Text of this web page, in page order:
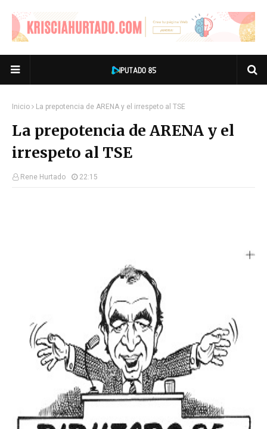
Inicio La prepotencia de ARENA y el irrespeto al TSE
La prepotencia de ARENA y el
irrespeto al TSE
Rene Hurtado 22:15